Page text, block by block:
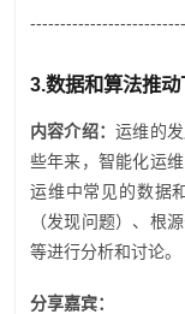
3.数据和算法推
内容介绍：运维的
些年来，智能化运
运维中常见的数据
（发现问题）、根
等进行分析和讨论。
分享嘉宾：